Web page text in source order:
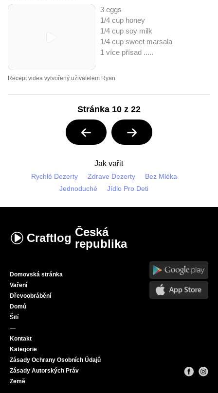
3 eggs
1/4 cup honey
1/4 cup soy milk
1/4 cup sweet marsala
1 více přísad .....
Recept videa vytvořený uživatelem Ryan
Stránka 10 z 22
Jak vařit
Rychlé Dezerty Zdrave Dezerty
Bez Mléka
Jednoduché
Jídlo Pro Deti
Craftlog Česká
republika
Domovská stránka
Vaření
Dřevoobrábění
Domů
Šití
—
Kontakt
Kategorie
Zásady Ochrany Osobních Údajů
Zásady Autorských Práv
Země